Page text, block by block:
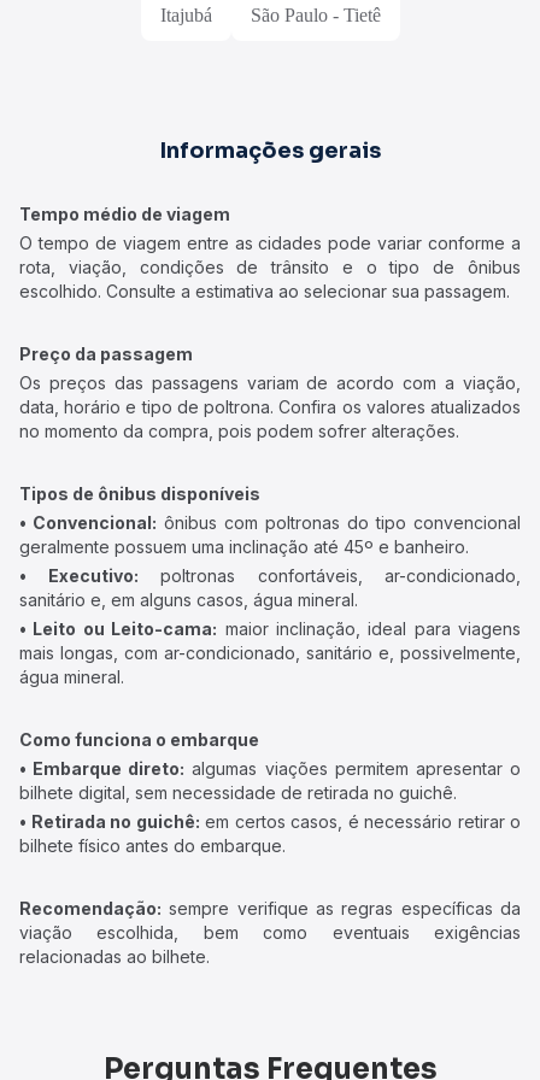
Itajubá São Paulo - Tietê
Informações gerais
Tempo médio de viagem
O tempo de viagem entre as cidades pode variar conforme a
rota, viação, condições de trânsito e o tipo de ônibus
escolhido. Consulte a estimativa ao selecionar sua passagem.
Preço da passagem
Os preços das passagens variam de acordo com a viação,
data, horário e tipo de poltrona. Confira os valores atualizados
no momento da compra, pois podem sofrer alterações.
Tipos de ônibus disponíveis
• Convencional: ônibus com poltronas do tipo convencional
geralmente possuem uma inclinação até 45º e banheiro.
• Executivo: poltronas confortáveis, ar-condicionado,
sanitário e, em alguns casos, água mineral.
• Leito ou Leito-cama: maior inclinação, ideal para viagens
mais longas, com ar-condicionado, sanitário e, possivelmente,
água mineral.
Como funciona o embarque
• Embarque direto: algumas viações permitem apresentar o
bilhete digital, sem necessidade de retirada no guichê.
• Retirada no guichê: em certos casos, é necessário retirar o
bilhete físico antes do embarque.
Recomendação: sempre verifique as regras específicas da
viação escolhida, bem como eventuais exigências
relacionadas ao bilhete.
Perguntas Frequentes